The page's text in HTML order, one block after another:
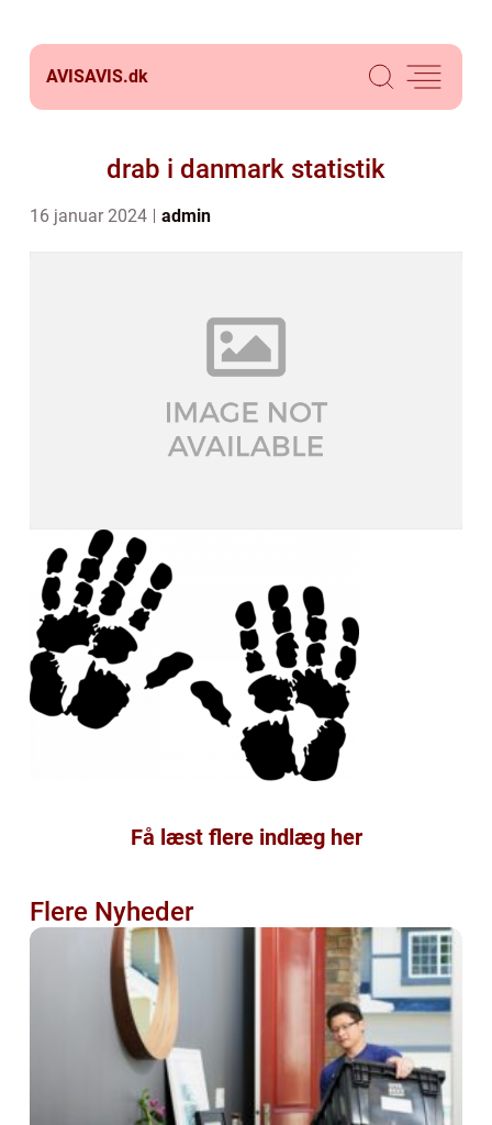
AVISAVIS.dk
drab i danmark statistik
16 januar 2024 admin
Få læst flere indlæg her
Flere Nyheder